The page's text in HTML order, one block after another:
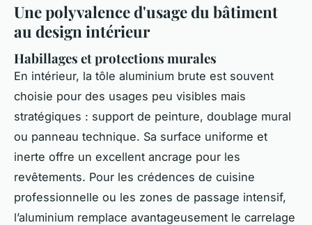
Une polyvalence d'usage du bâtiment
au design intérieur
Habillages et protections murales
En intérieur, la tôle aluminium brute est souvent
choisie pour des usages peu visibles mais
stratégiques : support de peinture, doublage mural
ou panneau technique. Sa surface uniforme et
inerte offre un excellent ancrage pour les
revêtements. Pour les crédences de cuisine
professionnelle ou les zones de passage intensif,
l’aluminium remplace avantageusement le carrelage